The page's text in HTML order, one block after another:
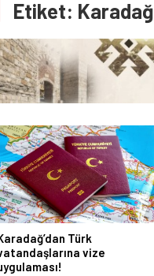
Etiket: Karadağ
Türk
vize